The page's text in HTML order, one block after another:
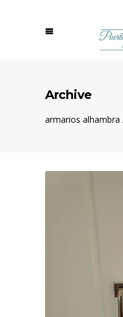
Archive
armarios alhambra